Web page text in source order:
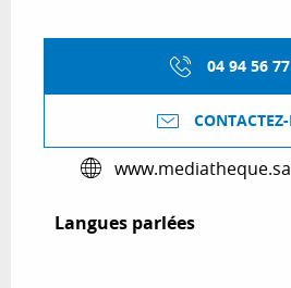
04 94 56 77
Langues parlées
Langues parlées